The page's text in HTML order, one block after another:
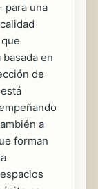
para una
en
de
a
forman